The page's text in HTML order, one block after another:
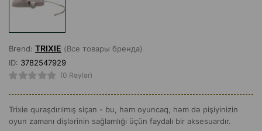
Brend: TRIXIE (Все товары бренда)
ID: 3782547929
(0 Rəylər)
Trixie quraşdırılmış siçan - bu, həm oyuncaq, həm də pişiyinizin
oyun zamanı dişlərinin sağlamlığı üçün faydalı bir aksesuardır.